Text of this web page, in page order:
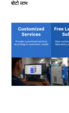
बोटो लाभ